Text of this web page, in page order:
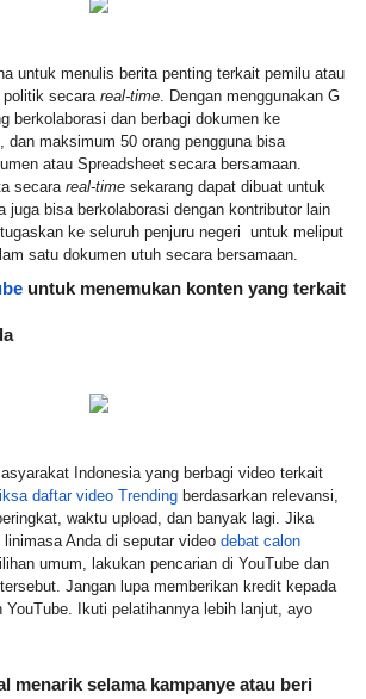
untuk menulis berita penting terkait pemilu atau
secara real-time. Dengan menggunakan G
berkolaborasi dan berbagi dokumen ke
dan maksimum 50 orang pengguna bisa
atau Spreadsheet secara bersamaan.
secara real-time sekarang dapat dibuat untuk
juga bisa berkolaborasi dengan kontributor lain
ke seluruh penjuru negeri  untuk meliput
satu dokumen utuh secara bersamaan.
untuk menemukan konten yang terkait
Indonesia yang berbagi video terkait
daftar video Trending berdasarkan relevansi,
waktu upload, dan banyak lagi. Jika
Anda di seputar video debat calon
umum, lakukan pencarian di YouTube dan
Jangan lupa memberikan kredit kepada
Ikuti pelatihannya lebih lanjut, ayo
menarik selama kampanye atau beri